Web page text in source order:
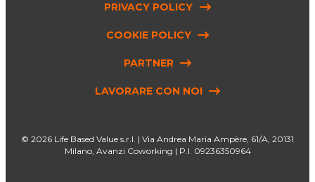
PRIVACY POLICY
COOKIE POLICY
PARTNER
LAVORARE CON NOI
Life Based Value s.r.l. | Via Andrea Maria Ampère, 61/A, 20131
Milano, Avanzi Coworking | P.I. 09236350964